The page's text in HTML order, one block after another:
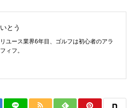
いとう
リユース業界6年目、ゴルフは初心者のアラ
フィフ。